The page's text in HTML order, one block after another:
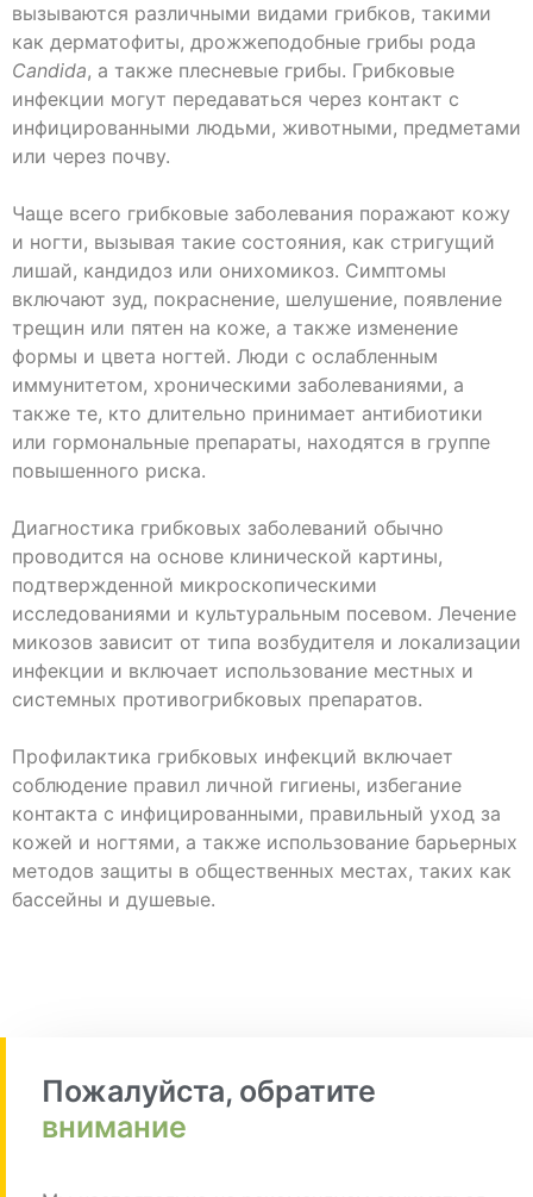
вызываются различными видами грибков, такими
как дерматофиты, дрожжеподобные грибы рода
Candida, а также плесневые грибы. Грибковые
инфекции могут передаваться через контакт с
инфицированными людьми, животными, предметами
или через почву.
Чаще всего грибковые заболевания поражают кожу
и ногти, вызывая такие состояния, как стригущий
лишай, кандидоз или онихомикоз. Симптомы
включают зуд, покраснение, шелушение, появление
трещин или пятен на коже, а также изменение
формы и цвета ногтей. Люди с ослабленным
иммунитетом, хроническими заболеваниями, а
также те, кто длительно принимает антибиотики
или гормональные препараты, находятся в группе
повышенного риска.
Диагностика грибковых заболеваний обычно
проводится на основе клинической картины,
подтвержденной микроскопическими
исследованиями и культуральным посевом. Лечение
микозов зависит от типа возбудителя и локализации
инфекции и включает использование местных и
системных противогрибковых препаратов.
Профилактика грибковых инфекций включает
соблюдение правил личной гигиены, избегание
контакта с инфицированными, правильный уход за
кожей и ногтями, а также использование барьерных
методов защиты в общественных местах, таких как
бассейны и душевые.
Пожалуйста, обратите
внимание